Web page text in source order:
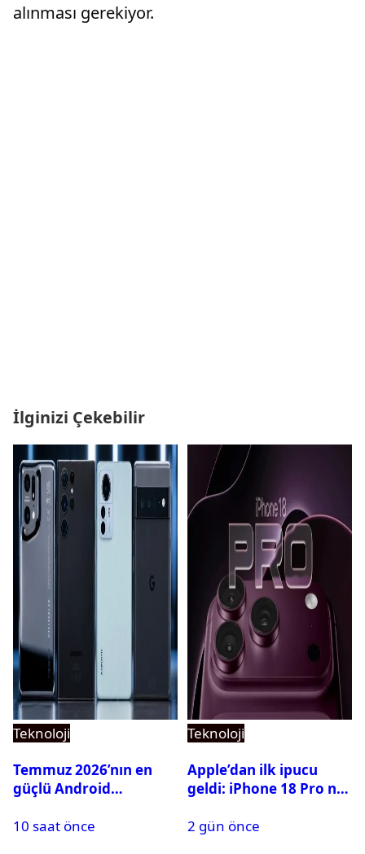
alınması gerekiyor.
İlginizi Çekebilir
Teknoloji
Temmuz 2026’nın en
güçlü Android
10 saat önce
Teknoloji
Apple’dan ilk ipucu
geldi: iPhone 18 Pro ne
2 gün önce